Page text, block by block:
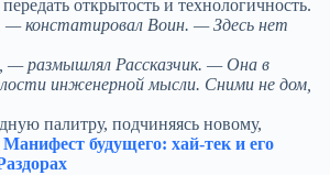
открытость и технологичность.
— констатировал Воин. — Здесь нет
— размышлял Рассказчик. — Она в
инженерной мысли. Сними не дом,
палитру, подчиняясь новому,
Манифест будущего: хай-тек и его